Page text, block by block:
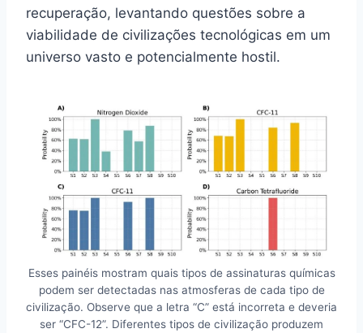
recuperação, levantando questões sobre a
viabilidade de civilizações tecnológicas em um
universo vasto e potencialmente hostil.
Esses painéis mostram quais tipos de assinaturas químicas
podem ser detectadas nas atmosferas de cada tipo de
civilização. Observe que a letra “C” está incorreta e deveria
ser “CFC-12”. Diferentes tipos de civilização produzem